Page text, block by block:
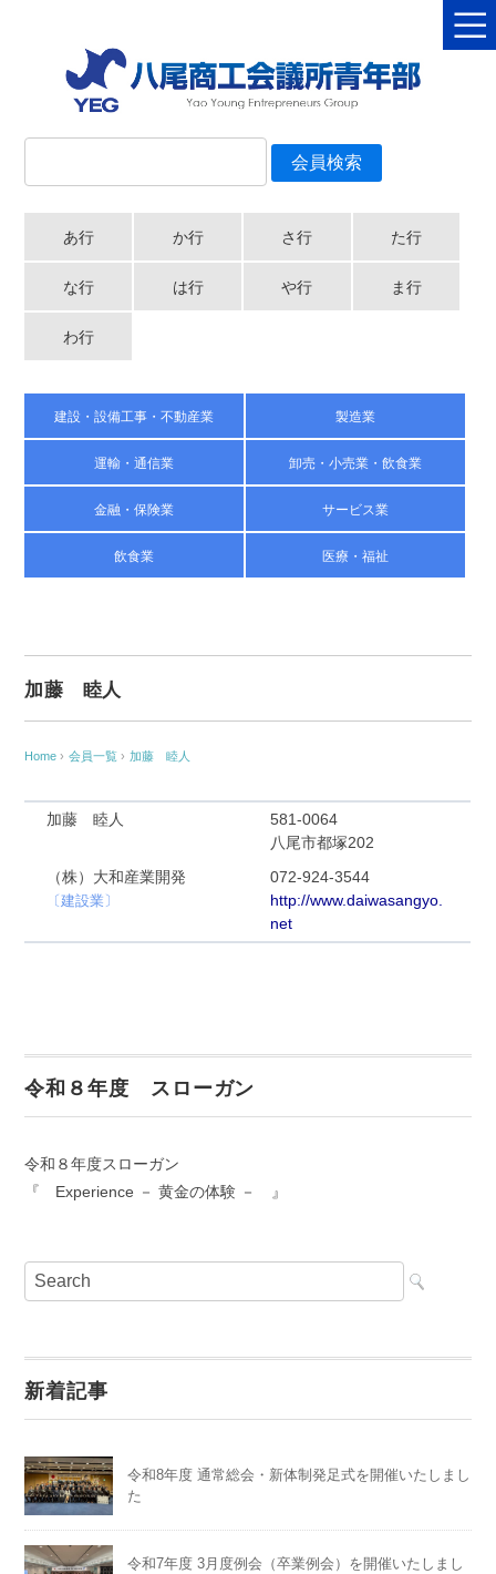
あ行 か行 さ行 た行
な行 は行 や行 ま行
わ行
建設・設備工事・不動産業 製造業
運輸・通信業 卸売・小売業・飲食業
金融・保険業 サービス業
飲食業 医療・福祉
加藤 睦人
Home › 会員一覧 › 加藤 睦人
加藤 睦人
581-0064
八尾市都塚202
（株）大和産業開発
〔建設業〕
072-924-3544
http://www.daiwasangyo.
net
令和８年度 スローガン
令和８年度スローガン
『 Experience － 黄金の体験 － 』
新着記事
令和8年度 通常総会・新体制発足式を開催いたしまし
た
令和7年度 3月度例会（卒業例会）を開催いたしまし